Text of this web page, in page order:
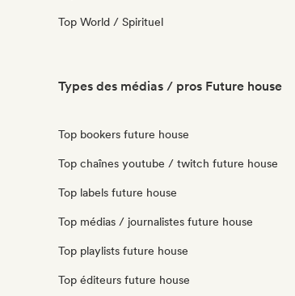
Top World / Spirituel
Types des médias / pros Future house
Top bookers future house
Top chaînes youtube / twitch future house
Top labels future house
Top médias / journalistes future house
Top playlists future house
Top éditeurs future house